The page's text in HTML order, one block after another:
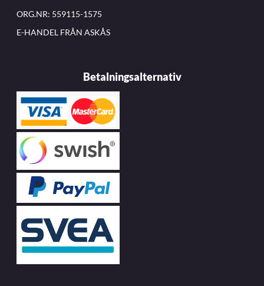
ORG.NR: 559115-1575
E-HANDEL FRÅN ASKÅS
Betalningsalternativ